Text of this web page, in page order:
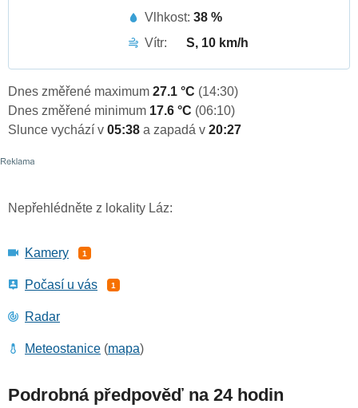
Vlhkost: 38 %
Vítr:
S, 10 km/h
Dnes změřené maximum 27.1 °C (14:30)
Dnes změřené minimum 17.6 °C (06:10)
Slunce vychází v 05:38 a zapadá v 20:27
Nepřehlédněte z lokality Láz:
Kamery 1
Počasí u vás 1
Radar
Meteostanice (mapa)
Podrobná předpověď na 24 hodin